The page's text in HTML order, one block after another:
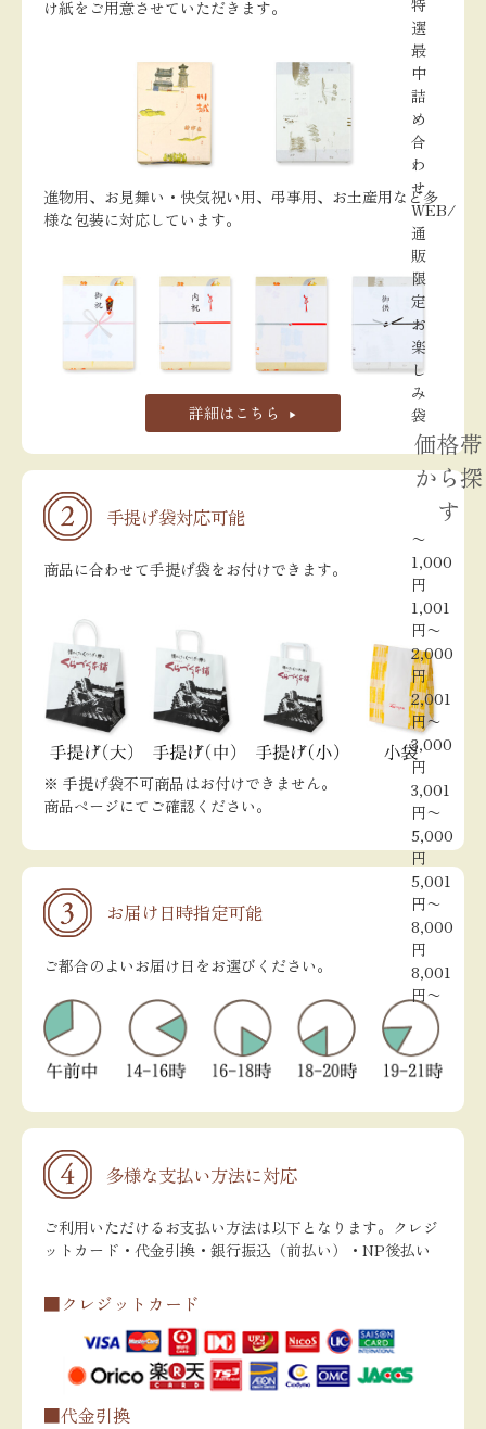
特
選
最
中
詰
め
合
わ
せ
WEB/
通
販
限
定
お
楽
し
み
袋
価格帯
から探
す
〜
1,000
円
1,001
円〜
2,000
円
2,001
円〜
3,000
円
3,001
円〜
5,000
円
5,001
円〜
8,000
円
8,001
円〜
け紙をご用意させていただきます。
進物用、お見舞い・快気祝い用、弔事用、お土産用など多
様な包装に対応しています。
詳細はこちら
手提げ袋対応可能
商品に合わせて手提げ袋をお付けできます。
※ 手提げ袋不可商品はお付けできません。
商品ページにてご確認ください。
お届け日時指定可能
ご都合のよいお届け日をお選びください。
多様な支払い方法に対応
ご利用いただけるお支払い方法は以下となります。クレジ
ットカード・代金引換・銀行振込（前払い）・NP後払い
■クレジットカード
■代金引換